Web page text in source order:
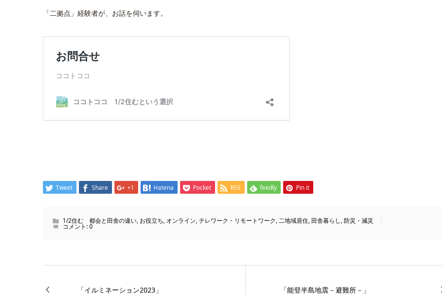
「二拠点」経験者が、お話を伺います。
Tweet Share +1 Hatena Pocket RSS feedly Pin it
1/2住む 都会と田舎の違い, お役立ち, オンライン,テレワーク・リモートワーク,二地域居住, 田舎暮らし,防災・減災
コメント:0
「イルミネーション2023」 「能登半島地震－避難所－」